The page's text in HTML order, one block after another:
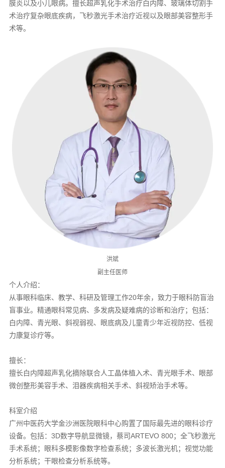
膜炎以及小儿眼病。擅长超声乳化手术治疗白内障、玻璃体切割手
术治疗复杂眼底疾病，飞秒激光手术治疗近视以及眼部美容整形手
术等。
洪斌
副主任医师
个人介绍：
从事眼科临床、教学、科研及管理工作20年余，致力于眼科防盲治
盲事业。精通眼科常见病、多发病及疑难病的诊断和治疗；包括：
白内障、青光眼、斜视弱视、眼底病及儿童青少年近视防控、低视
力康复诊疗等。
擅长：
擅长白内障超声乳化摘除联合人工晶体植入术、青光眼手术、眼部
微创整形美容手术、泪器疾病相关手术、斜视矫治手术等。
科室介绍
广州中医药大学金沙洲医院眼科中心购置了国际最先进的眼科诊疗
设备。包括：3D数字导航显微镜，蔡司ARTEVO 800；全飞秒激光
手术系统；眼科多模影像数字检查系统；多波长激光机；视觉功能
分析系统；干眼检查分析系统等。